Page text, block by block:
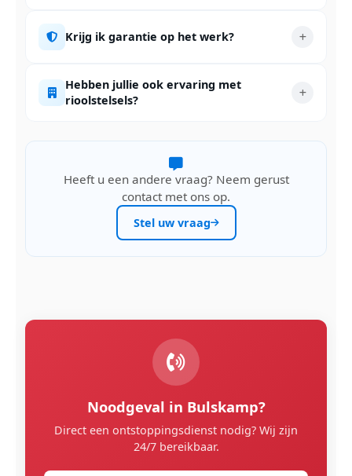
Krijg ik garantie op het werk?
Hebben jullie ook ervaring met
rioolstelsels?
Heeft u een andere vraag? Neem gerust
contact met ons op.
Stel uw vraag
Noodgeval in Bulskamp?
Direct een ontstoppingsdienst nodig? Wij zijn
24/7 bereikbaar.